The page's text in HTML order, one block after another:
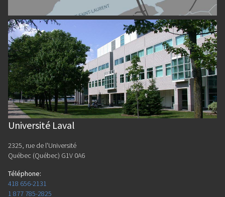
Université Laval
2325, rue de l'Université
Québec (Québec) G1V 0A6
Téléphone:
418 656-2131
1 877 785-2825